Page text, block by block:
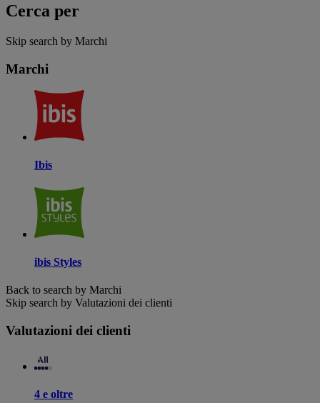
Cerca per
Skip search by Marchi
Marchi
Ibis
ibis Styles
Back to search by Marchi
Skip search by Valutazioni dei clienti
Valutazioni dei clienti
4 e oltre